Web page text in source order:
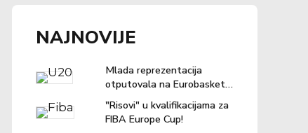
NAJNOVIJE
Mlada reprezentacija
otputovala na Eurobasket u
Ljubljanu
"Risovi" u kvalifikacijama za
FIBA Europe Cup!